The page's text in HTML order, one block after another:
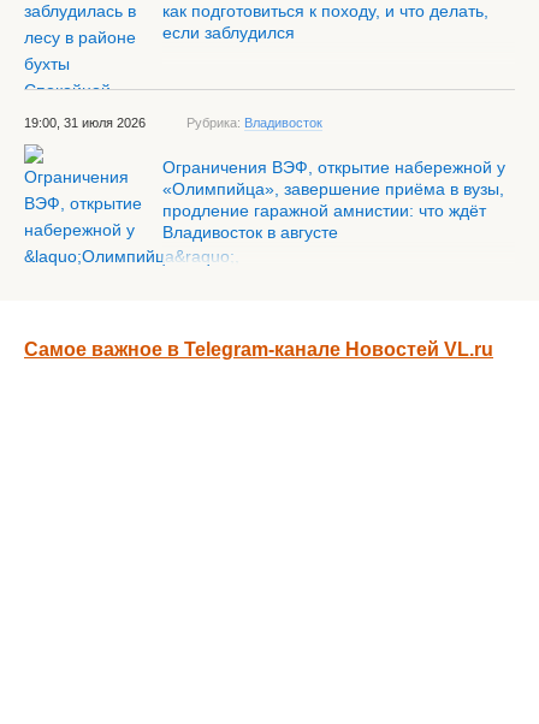
как подготовиться к походу, и что делать,
если заблудился
19:00, 31 июля 2026 Рубрика: Владивосток
Ограничения ВЭФ, открытие набережной у
«Олимпийца», завершение приёма в вузы,
продление гаражной амнистии: что ждёт
Владивосток в августе
Самое важное в Telegram-канале Новостей VL.ru